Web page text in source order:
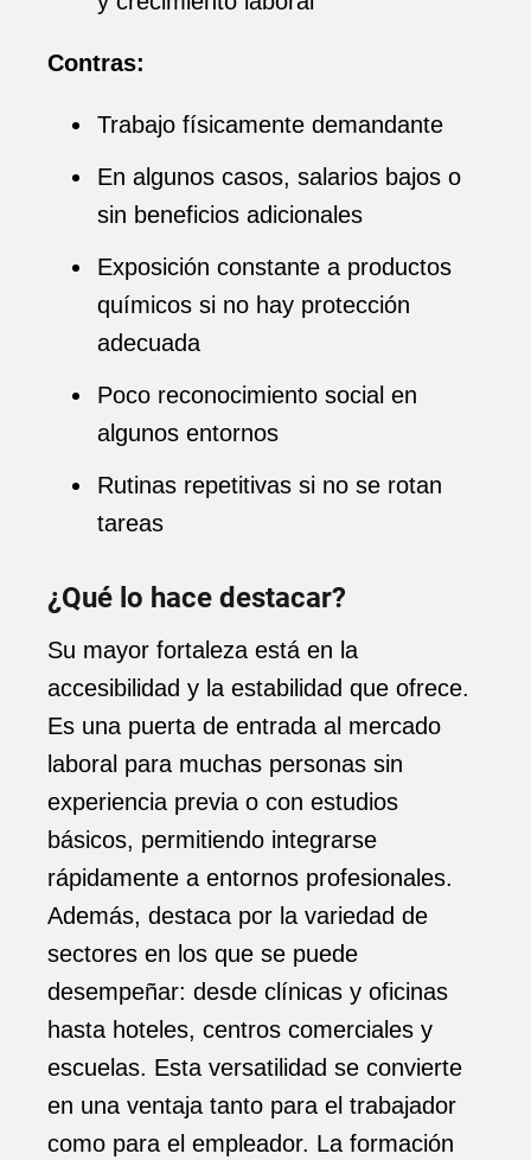
Contras:
Trabajo físicamente demandante
En algunos casos, salarios bajos o
sin beneficios adicionales
Exposición constante a productos
químicos si no hay protección
adecuada
Poco reconocimiento social en
algunos entornos
Rutinas repetitivas si no se rotan
tareas
¿Qué lo hace destacar?
Su mayor fortaleza está en la
accesibilidad y la estabilidad que ofrece.
Es una puerta de entrada al mercado
laboral para muchas personas sin
experiencia previa o con estudios
básicos, permitiendo integrarse
rápidamente a entornos profesionales.
Además, destaca por la variedad de
sectores en los que se puede
desempeñar: desde clínicas y oficinas
hasta hoteles, centros comerciales y
escuelas. Esta versatilidad se convierte
en una ventaja tanto para el trabajador
como para el empleador. La formación